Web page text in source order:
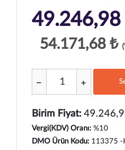
49.246,98
54.171,68 ₺
Birim Fiyat:
Vergi(KDV) Oranı: %10
DMO Ürün Kodu: 113375 -